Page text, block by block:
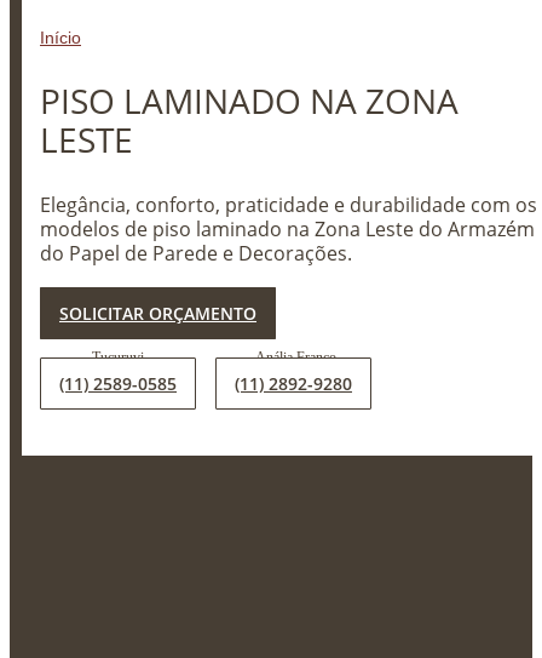
PAREDE
PERSIANAS
TAPETES
PISOS
BLOG
CONTATO
Início
PISO LAMINADO NA ZONA
LESTE
Elegância, conforto, praticidade e durabilidade com os
modelos de piso laminado na Zona Leste do Armazém
do Papel de Parede e Decorações.
SOLICITAR ORÇAMENTO
(11) 2589-0585 (11) 2892-9280